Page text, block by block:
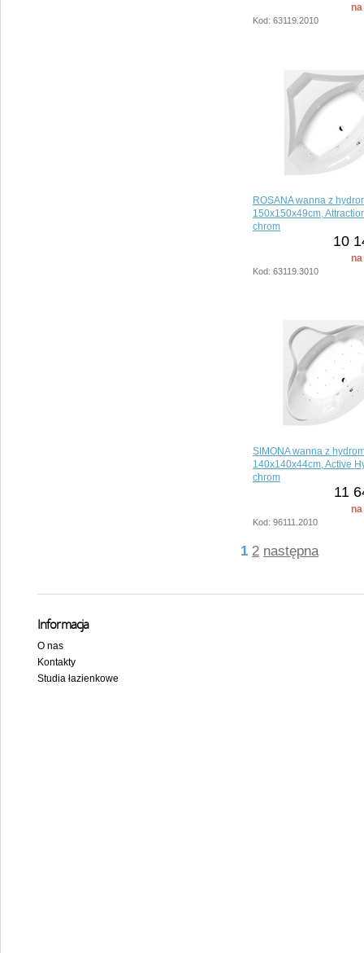
Kod: 63119.2010
ROSANA wanna z
150x150x49cm,
chrom
10
Kod: 63119.3010
SIMONA wanna z
140x140x44cm, Active
chrom
11
Kod: 96111.2010
1 2 następna
Informacja
O nas
Kontakty
Studia łazienkowe